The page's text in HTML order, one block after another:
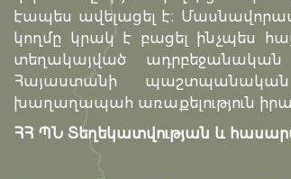
էապես ավելացել է։
կողմը կրակ է բացել ինչպես
տեղակայված
Հայաստանի պաշտպանական
խաղաղապահ առաքելություն
ՀՀ ՊՆ Տեղեկատվության և